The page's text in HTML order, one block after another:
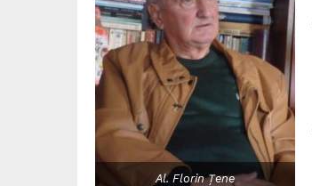
Al. Florin Țene